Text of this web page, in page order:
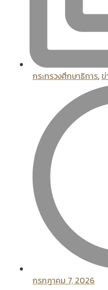
กระทรวงศึกษาธิการ,
กรกฎาคม 7, 2026